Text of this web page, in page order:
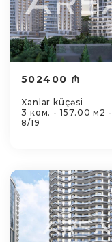
502400 ₼
Xanlar küçəsi
3 ком. - 157.00 м2 -
8/19